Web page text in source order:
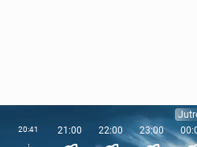
20:41 21:00 22:00 23:00